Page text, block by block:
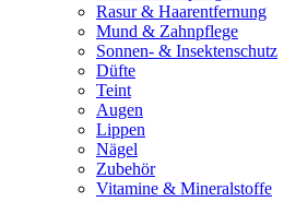
Rasur & Haarentfernung
Mund & Zahnpflege
Sonnen- & Insektenschutz
Düfte
Teint
Augen
Lippen
Nägel
Zubehör
Vitamine & Mineralstoffe